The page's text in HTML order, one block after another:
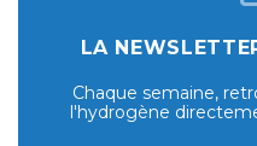
LA
Chaque semaine,
l'hydrogène